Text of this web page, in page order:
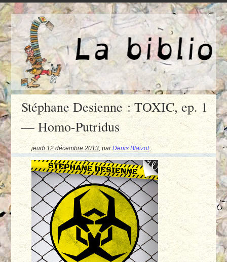
Stéphane Desienne : TOXIC, ep. 1
— Homo-Putridus
jeudi 12 décembre 2013,parDenis Blaizot